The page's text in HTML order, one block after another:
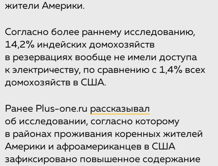
жители Америки.
Согласно более раннему исследованию,
14,2% индейских домохозяйств
в резервациях вообще не имели доступа
к электричеству, по сравнению с 1,4% всех
домохозяйств в США.
Ранее Plus-one.ru рассказывал
об исследовании, согласно которому
в районах проживания коренных жителей
Америки и афроамериканцев в США
зафиксировано повышенное содержание